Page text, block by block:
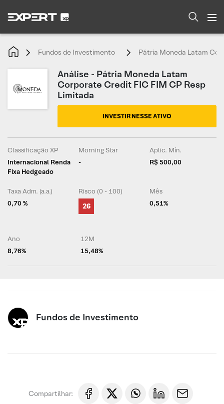
Fundos de Investimento Pátria Moneda Latam
Análise - Pátria Moneda Latam
Corporate Credit FIC FIM CP Resp
Limitada
INVESTIR NESSE ATIVO
Classificação XP
Internacional Renda
Fixa Hedgeado
Morning Star
-
Aplic. Mín.
R$ 500,00
Taxa Adm. (a.a.)
0,70 %
Risco (0 - 100)
26
Mês
0,51%
Ano
8,76%
12M
15,48%
Fundos de Investimento
Compartilhar: